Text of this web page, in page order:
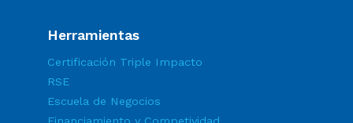
Herramientas
Certificación Triple Impacto
RSE
Escuela de Negocios